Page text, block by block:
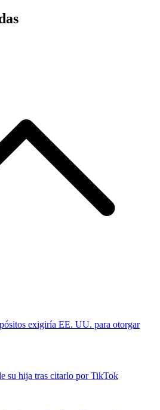
exigiría EE. UU. para otorgar
su hija tras citarlo por TikTok